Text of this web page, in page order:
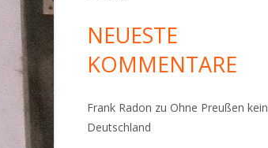
NEUESTE
KOMMENTARE
Frank Radon zuOhne Preußen kein
Deutschland